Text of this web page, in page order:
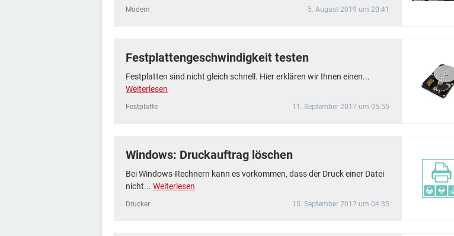
Modem 5. August 2019 um 20:41
Festplattengeschwindigkeit testen
Festplatten sind nicht gleich schnell. Hier erklären wir Ihnen einen...
Weiterlesen
Festplatte 11. September 2017 um 05:55
Windows: Druckauftrag löschen
Bei Windows-Rechnern kann es vorkommen, dass der Druck einer Datei
nicht... Weiterlesen
Drucker 15. September 2017 um 04:35